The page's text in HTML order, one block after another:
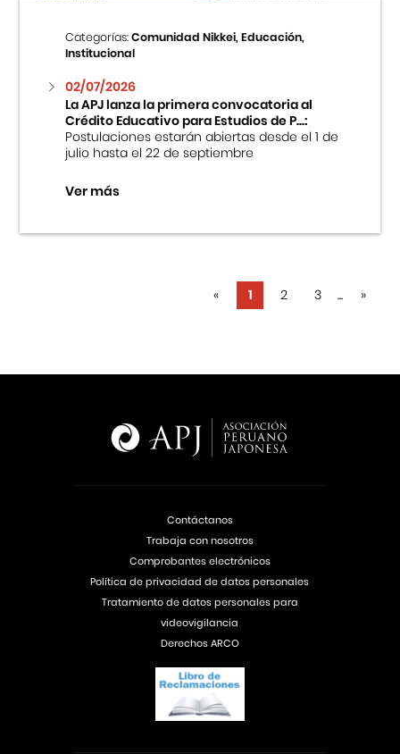
Categorías:Comunidad Nikkei, Educación,
Institucional
02/07/2026
La APJ lanza la primera convocatoria al
Crédito Educativo para Estudios de P...:
Postulaciones estarán abiertas desde el 1 de
julio hasta el 22 de septiembre
Ver más
« 1 2 3 ... »
Contáctanos
Trabaja con nosotros
Comprobantes electrónicos
Política de privacidad de datos personales
Tratamiento de datos personales para
videovigilancia
Derechos ARCO